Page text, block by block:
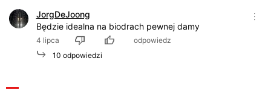
JorgDeJoong
Będzie idealna na biodrach pewnej damy
4 lipca
odpowiedz
10 odpowiedzi